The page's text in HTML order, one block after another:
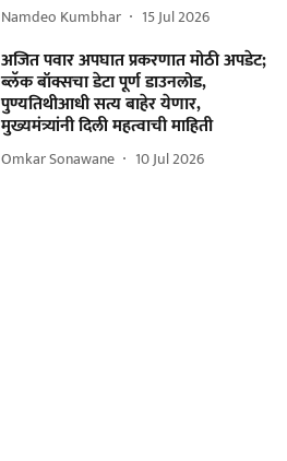
Namdeo Kumbhar 15 Jul 2026
अजित पवार अपघात प्रकरणात मोठी अपडेट;
ब्लॅक बॉक्सचा डेटा पूर्ण डाउनलोड,
पुण्यतिथीआधी सत्य बाहेर येणार,
मुख्यमंत्र्यांनी दिली महत्वाची माहिती
Omkar Sonawane 10 Jul 2026